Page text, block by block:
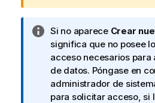
s
N
o
t
a
i
n
Si no aparece Crear
significa que no posee
acceso necesarios
de datos. Póngase en
administrador de
para solicitar acceso, si